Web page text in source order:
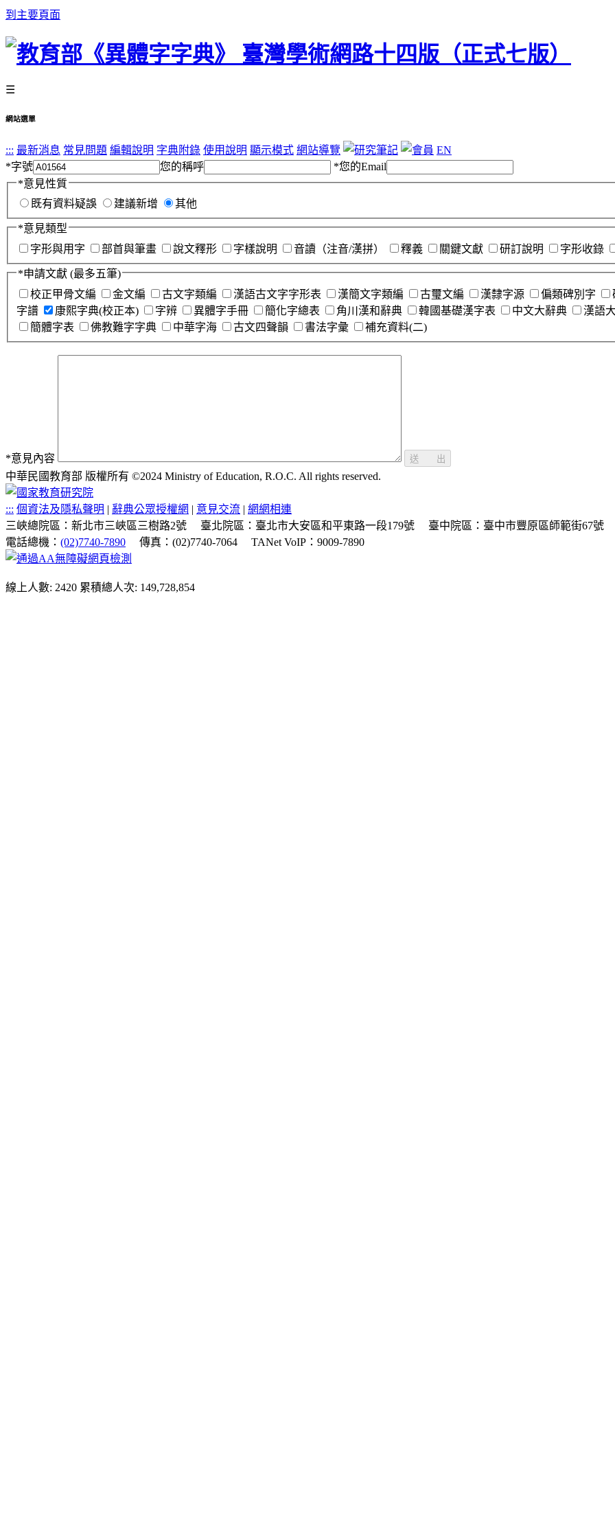
到主要頁面
☰
網站選單
::: 最新消息 常見問題 編輯說明 字典附錄 使用說明 顯示模式 網站導覽
EN
*字號 您的稱呼 *您的Email
*意見性質
既有資料疑誤
建議新增 其他
*意見類型
字形與用字
部首與筆畫 說文釋形 字樣說明 音讀（注音/漢拼） 釋義 關鍵文獻 研訂說明 字形收錄
*申請文獻 (最多五筆)
校正甲骨文編
金文編 古文字類編 漢語古文字字形表 漢簡文字類編 古璽文編 漢隸字源 偏類碑別字
字譜
康熙字典(校正本) 字辨 異體字手冊 簡化字總表 角川漢和辭典 韓國基礎漢字表 中文大辭典 漢語
簡體字表
佛教難字字典 中華字海 古文四聲韻 書法字彙 補充資料(二)
*意見內容 送 出
中華民國教育部 版權所有 ©2024 Ministry of Education, R.O.C. All rights reserved.
::: 個資法及隱私聲明 | 辭典公眾授權網 | 意見交流 | 網網相連
三峽總院區：新北市三峽區三樹路2號
臺北院區：臺北市大安區和平東路一段179號
臺中院區：臺中市豐原區師範街67號
電話總機： (02)7740-7890 傳真：(02)7740-7064 TANet VoIP：9009-7890
線上人數: 2420 累積總人次: 149,728,854